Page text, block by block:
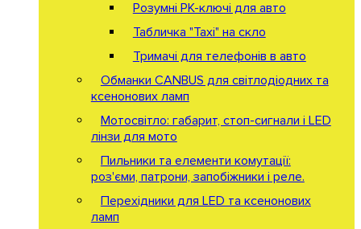
Розумні РК-ключі для авто
Табличка "Taxi" на скло
Тримачі для телефонів в авто
Обманки CANBUS для світлодіодних та
ксенонових ламп
Мотосвітло: габарит, стоп-сигнали і LED
лінзи для мото
Пильники та елементи комутації:
роз'єми, патрони, запобіжники і реле.
Перехідники для LED та ксенонових
ламп